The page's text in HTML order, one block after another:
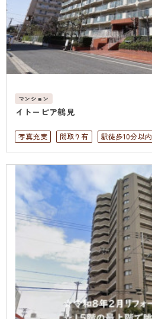
マンション
イトーピア鶴見
写真充実 間取り有
駅徒歩10分以内
駐車場2台可
上下水道完備